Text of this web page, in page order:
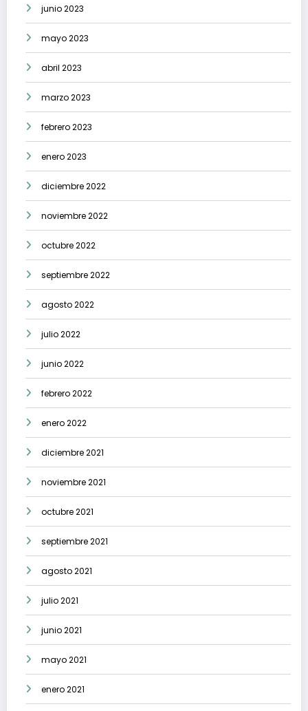
junio 2023
mayo 2023
abril 2023
marzo 2023
febrero 2023
enero 2023
diciembre 2022
noviembre 2022
octubre 2022
septiembre 2022
agosto 2022
julio 2022
junio 2022
febrero 2022
enero 2022
diciembre 2021
noviembre 2021
octubre 2021
septiembre 2021
agosto 2021
julio 2021
junio 2021
mayo 2021
enero 2021